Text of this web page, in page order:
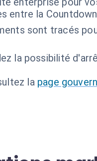
entre la
sont tracés
la possibilité
la page